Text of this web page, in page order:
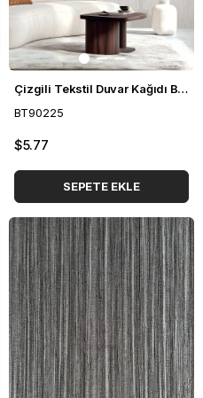
Çizgili Tekstil Duvar Kağıdı BT90225
BT90225
$5.77
SEPETE EKLE